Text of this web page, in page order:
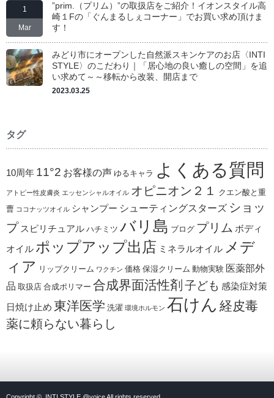
1
Mar
”prim.（プリム）”の取扱店をご紹介！イオンスタイル高
崎１Fの「ぐんまるしぇコーナー」でお買い求め頂けま
す！
みどり市にオープンした自然派スキンケアのお店〈INTI
STYLE〉のこだわり｜「居心地の良い癒しの空間」を追
い求めて～～移転から改装、開店まで
2023.03.25
タグ
10周年 11°2 お客様の声 ゆるキャラ よくある質問
アトピー性皮膚炎 エッセンシャルオイル オピニオン２１ クエン酸と重
曹 ココナッツオイル シャンプー シューティングスターズ ショッ
プ スピリチュアル ハチミツ バリ島 ブログ プリム ボディ
オイル ポップアップ出店 ミネラルオイル メデ
ィア リップクリーム ワクチン 価格 保湿クリーム 動物実験 医薬部外
品 取扱店 合成ポリマー 合成界面活性剤 子ども 感染症対策
日焼け止め 東洋医学 洗濯 環境ホルモン 石けん 経皮毒
薬に頼らない暮らし